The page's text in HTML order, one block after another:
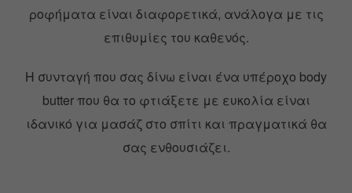
ροφήματα είναι διαφορετικά, ανάλογα με τις
επιθυμίες του καθενός.
Η συνταγή που σας δίνω είναι ένα υπέροχο body
butter που θα το φτιάξετε με ευκολία είναι
ιδανικό για μασάζ στο σπίτι και πραγματικά θα
σας ενθουσιάζει.